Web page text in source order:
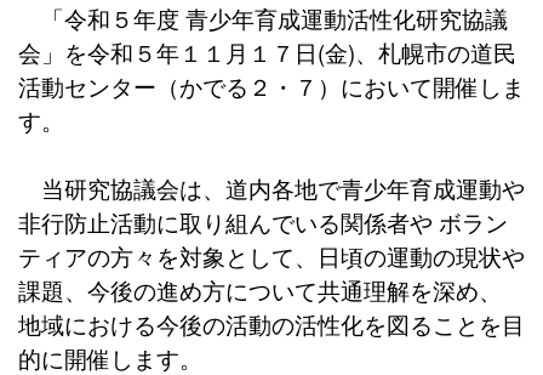
「令和５年度 青少年育成運動活性化研究協議
会」を令和５年１１月１７日(金)、札幌市の道民
活動センター（かでる２・７）において開催しま
す。
当研究協議会は、道内各地で青少年育成運動や
非行防止活動に取り組んでいる関係者や ボラン
ティアの方々を対象として、日頃の運動の現状や
課題、今後の進め方について共通理解を深め、
地域における今後の活動の活性化を図ることを目
的に開催します。